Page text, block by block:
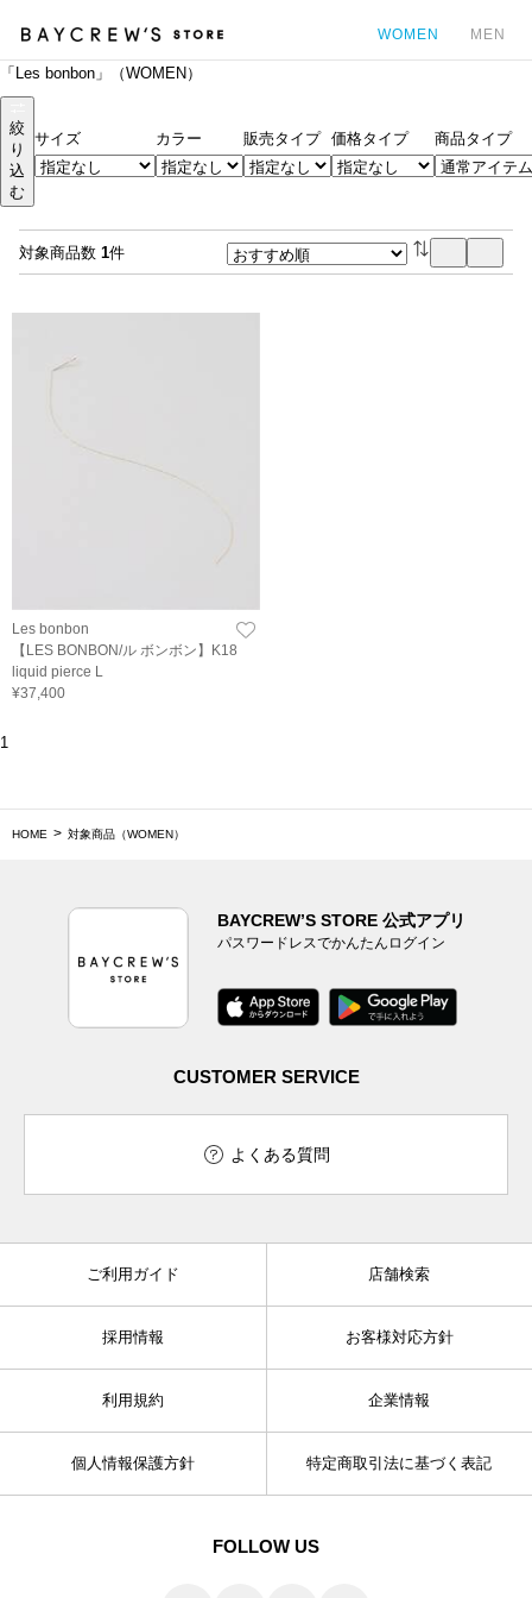
WOMEN MEN
「Les bonbon」（WOMEN）
絞
り
込
む
サイズ カラー 販売タイプ 価格タイプ 商品タイプ
対象商品数 1件
Les bonbon
【LES BONBON/ル ボンボン】K18
liquid pierce L
¥37,400
1
HOME 対象商品（WOMEN）
BAYCREW’S STORE 公式アプリ
パスワードレスでかんたんログイン
CUSTOMER SERVICE
よくある質問
ご利用ガイド 店舗検索
採用情報 お客様対応方針
利用規約 企業情報
個人情報保護方針 特定商取引法に基づく表記
FOLLOW US